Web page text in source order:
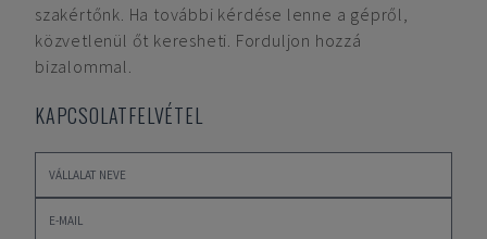
szakértőnk. Ha további kérdése lenne a gépről,
közvetlenül őt keresheti. Forduljon hozzá
bizalommal.
KAPCSOLATFELVÉTEL